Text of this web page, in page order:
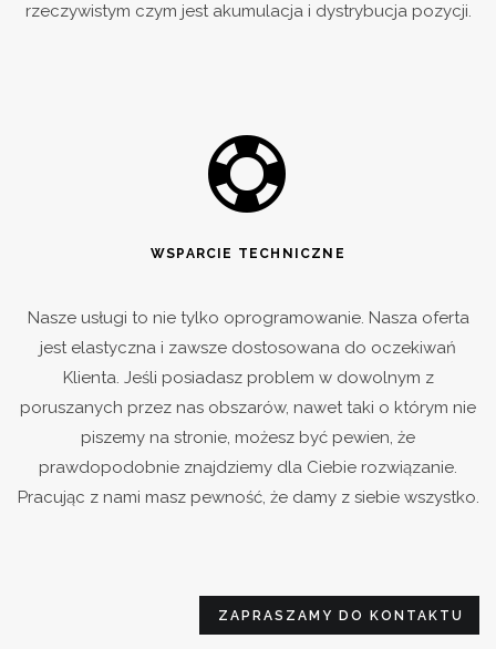
rzeczywistym czym jest akumulacja i dystrybucja pozycji.
WSPARCIE TECHNICZNE
Nasze usługi to nie tylko oprogramowanie. Nasza oferta
jest elastyczna i zawsze dostosowana do oczekiwań
Klienta. Jeśli posiadasz problem w dowolnym z
poruszanych przez nas obszarów, nawet taki o którym nie
piszemy na stronie, możesz być pewien, że
prawdopodobnie znajdziemy dla Ciebie rozwiązanie.
Pracując z nami masz pewność, że damy z siebie wszystko.
ZAPRASZAMY DO KONTAKTU